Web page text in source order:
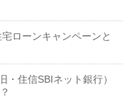
ローンキャンペーンと
・住信SBIネット銀行）